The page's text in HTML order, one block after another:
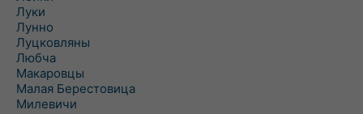
Луки
Лунно
Луцковляны
Любча
Макаровцы
Малая Берестовица
Милевичи